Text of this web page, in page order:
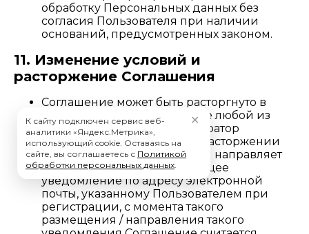
обработку Персональных данных без
согласия Пользователя при наличии
оснований, предусмотренных законом.
11. Изменение условий и
расторжение Соглашения
Соглашение может быть расторгнуто в
любое время по инициативе любой из
сторон. Для этого Администратор
размещает уведомление о расторжении
Соглашения на Сайте и (или) направляет
Пользователю соответствующее
уведомление по адресу электронной
почты, указанному Пользователем при
регистрации, с момента такого
размещения / направления такого
К сайту подключен сервис веб-
аналитики «Яндекс.Метрика»,
использующий cookie. Оставаясь на
сайте, вы соглашаетесь с Политикой
обработки персональных данных.
✕